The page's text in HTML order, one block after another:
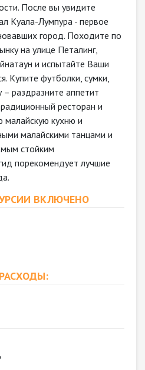
После вы увидите
Куала-Лумпура - первое
город. Походите по
на улице Петалинг,
и испытайте Ваши
Купите футболки, сумки,
– раздразните аппетит
ресторан и
малайскую кухню и
малайскими танцами и
стойким
порекомендует лучшие
ВКЛЮЧЕНО